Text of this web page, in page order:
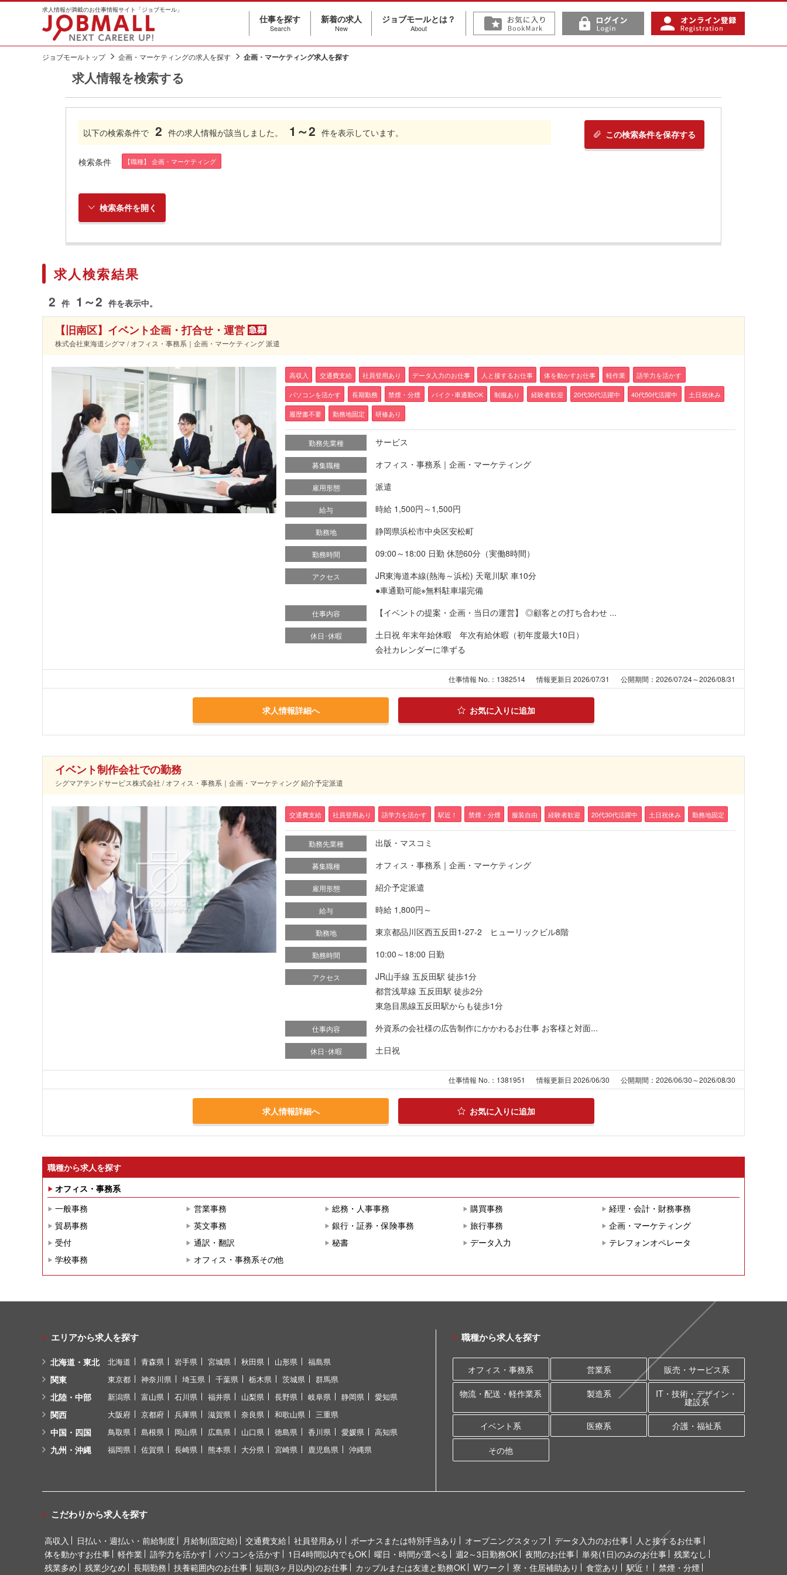
求人情報が満載のお仕事情報サイト「ジョブモール」
仕事を探す
Search
新着の求人
New
ジョブモールとは？
About
ジョブモールトップ 企画・マーケティングの求人を探す 企画・マーケティング求人を探す
求人情報を検索する
この検索条件を保存する
以下の検索条件で 2 件の求人情報が該当しました。 1～2 件を表示しています。
検索条件 【職種】 企画・マーケティング
検索条件を開く
求人検索結果
2 件 1～2 件を表示中。
【旧南区】イベント企画・打合せ・運営
株式会社東海道シグマ / オフィス・事務系｜企画・マーケティング 派遣
高収入 交通費支給 社員登用あり データ入力のお仕事 人と接するお仕事 体を動かすお仕事 軽作業 語学力を活かす
パソコンを活かす 長期勤務 禁煙・分煙 バイク･車通勤OK 制服あり 経験者歓迎 20代30代活躍中 40代50代活躍中 土日祝休み
履歴書不要 勤務地固定 研修あり
勤務先業種 サービス
募集職種 オフィス・事務系｜企画・マーケティング
雇用形態 派遣
給与 時給 1,500円～1,500円
勤務地 静岡県浜松市中央区安松町
勤務時間 09:00～18:00 日勤 休憩60分（実働8時間）
アクセス
JR東海道本線(熱海～浜松) 天竜川駅 車10分
●車通勤可能※無料駐車場完備
仕事内容 【イベントの提案・企画・当日の運営】 ◎顧客との打ち合わせ ...
休日･休暇
土日祝 年末年始休暇 年次有給休暇（初年度最大10日）
会社カレンダーに準ずる
仕事情報 No.：1382514 情報更新日 2026/07/31 公開期間：2026/07/24～2026/08/31
求人情報詳細へ お気に入りに追加
イベント制作会社での勤務
シグマアテンドサービス株式会社 / オフィス・事務系｜企画・マーケティング 紹介予定派遣
交通費支給 社員登用あり 語学力を活かす 駅近！ 禁煙・分煙 服装自由 経験者歓迎 20代30代活躍中 土日祝休み 勤務地固定
勤務先業種 出版・マスコミ
募集職種 オフィス・事務系｜企画・マーケティング
雇用形態 紹介予定派遣
給与 時給 1,800円～
勤務地 東京都品川区西五反田1-27-2 ヒューリックビル8階
勤務時間 10:00～18:00 日勤
アクセス
JR山手線 五反田駅 徒歩1分
都営浅草線 五反田駅 徒歩2分
東急目黒線五反田駅からも徒歩1分
仕事内容 外資系の会社様の広告制作にかかわるお仕事 お客様と対面...
休日･休暇 土日祝
仕事情報 No.：1381951 情報更新日 2026/06/30 公開期間：2026/06/30～2026/08/30
求人情報詳細へ お気に入りに追加
職種から求人を探す
オフィス・事務系
一般事務
営業事務 総務・人事事務 購買事務
経理・会計・財務事務
貿易事務
英文事務 銀行・証券・保険事務 旅行事務
企画・マーケティング
受付
通訳・翻訳 秘書 データ入力
テレフォンオペレータ
学校事務
オフィス・事務系その他
エリアから求人を探す
北海道・東北 北海道 青森県 岩手県 宮城県 秋田県 山形県 福島県
関東 東京都 神奈川県 埼玉県 千葉県 栃木県 茨城県 群馬県
北陸・中部 新潟県 富山県 石川県 福井県 山梨県 長野県 岐阜県 静岡県 愛知県
関西 大阪府 京都府 兵庫県 滋賀県 奈良県 和歌山県 三重県
中国・四国 鳥取県 島根県 岡山県 広島県 山口県 徳島県 香川県 愛媛県 高知県
九州・沖縄 福岡県 佐賀県 長崎県 熊本県 大分県 宮崎県 鹿児島県 沖縄県
職種から求人を探す
オフィス・事務系 営業系 販売・サービス系
物流・配送・軽作業系 製造系 IT・技術・デザイン・
建設系
イベント系 医療系 介護・福祉系
その他
こだわりから求人を探す
高収入 日払い・週払い・前給制度 月給制(固定給) 交通費支給 社員登用あり ボーナスまたは特別手当あり オープニングスタッフ データ入力のお仕事
人と接するお仕事
体を動かすお仕事
軽作業 語学力を活かす パソコンを活かす 1日4時間以内でもOK 曜日・時間が選べる 週2～3日勤務OK 夜間のお仕事 単発(1日)のみのお仕事
残業なし
残業多め
残業少なめ 長期勤務 扶養範囲内のお仕事 短期(3ヶ月以内)のお仕事 カップルまたは友達と勤務OK Wワーク 寮・住居補助あり 食堂あり 駅近！
禁煙・分煙